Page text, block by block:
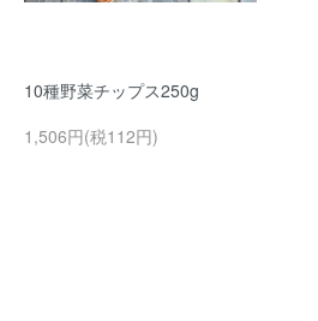
10種野菜チップス250g
1,506円(税112円)